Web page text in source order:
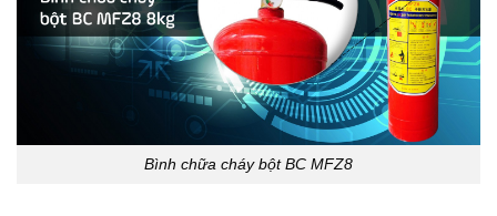
Bình chữa cháy bột BC MFZ8